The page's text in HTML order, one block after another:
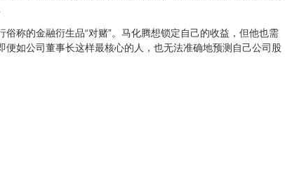
称的金融衍生品“对赌”。马化腾想锁定自己的收益，但他也需
如公司董事长这样最核心的人，也无法准确地预测自己公司股